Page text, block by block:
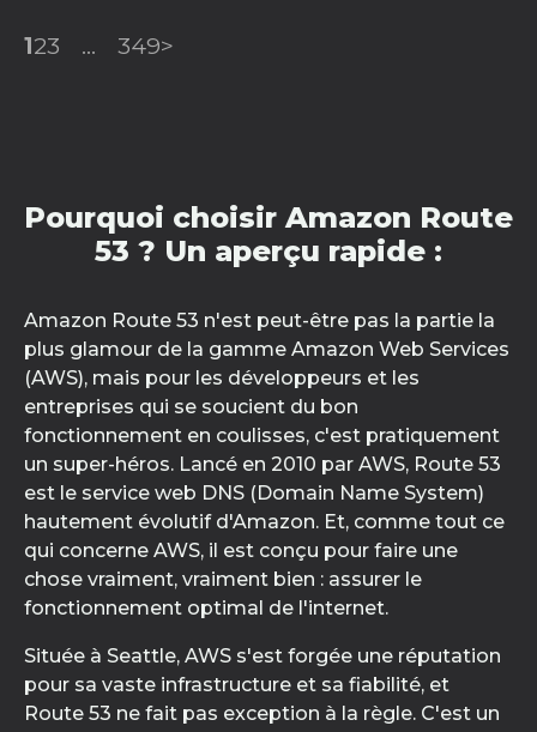
123 ... 349>
Pourquoi choisir Amazon Route
53 ? Un aperçu rapide :
Amazon Route 53 n'est peut-être pas la partie la
plus glamour de la gamme Amazon Web Services
(AWS), mais pour les développeurs et les
entreprises qui se soucient du bon
fonctionnement en coulisses, c'est pratiquement
un super-héros. Lancé en 2010 par AWS, Route 53
est le service web DNS (Domain Name System)
hautement évolutif d'Amazon. Et, comme tout ce
qui concerne AWS, il est conçu pour faire une
chose vraiment, vraiment bien : assurer le
fonctionnement optimal de l'internet.
Située à Seattle, AWS s'est forgée une réputation
pour sa vaste infrastructure et sa fiabilité, et
Route 53 ne fait pas exception à la règle. C'est un